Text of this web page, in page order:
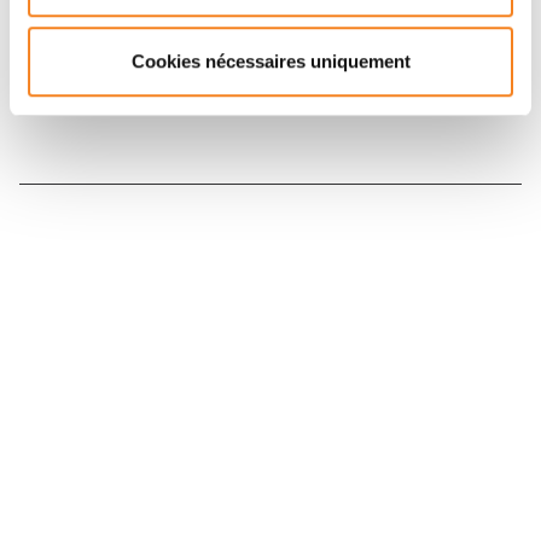
Cookies nécessaires uniquement
Inscrivez-vous à la newsletter